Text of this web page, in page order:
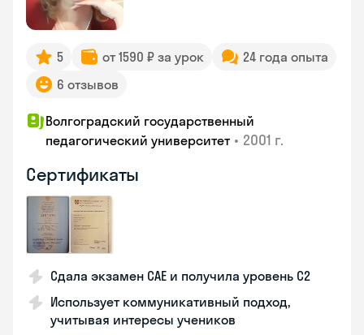
5 от 1590 ₽ за урок
24 года опыта
6 отзывов
Волгоградский государственный
педагогический университет • 2001 г.
Сертификаты
Сдала экзамен CAE и получила уровень С2
Использует коммуникативный подход,
учитывая интересы учеников